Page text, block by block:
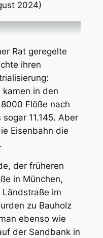
2024)
Rat geregelte
ihren
kamen in den
Flöße nach
11.145. Aber
Eisenbahn die
der früheren
in München,
im
zu Bauholz
ebenso wie
der Sandbank in